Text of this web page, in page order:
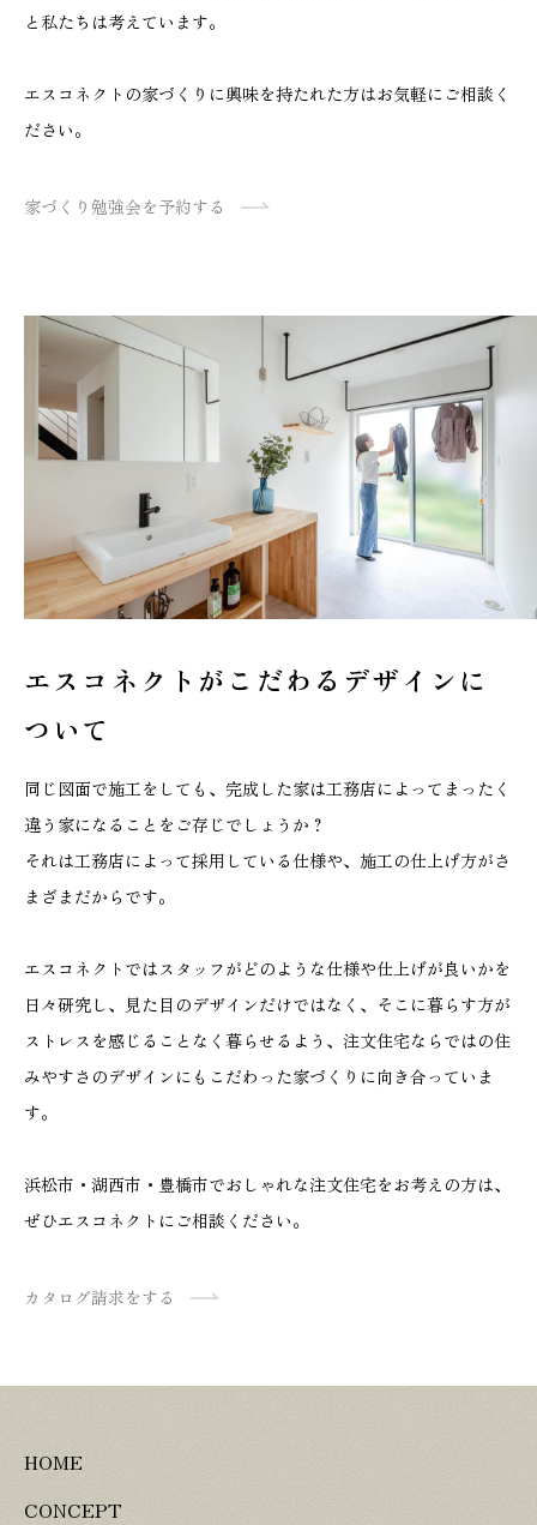
と私たちは考えています。
エスコネクトの家づくりに興味を持たれた方はお気軽にご相談く
ださい。
家づくり勉強会を予約する
エスコネクトがこだわる デザインに
ついて
同じ図面で施工をしても、完成した家は工務店によってまったく
違う家になることをご存じでしょうか？
それは工務店によって採用している仕様や、施工の仕上げ方がさ
まざまだからです。
エスコネクトではスタッフがどのような仕様や仕上げが良いかを
日々研究し、見た目のデザインだけではなく、そこに暮らす方が
ストレスを感じることなく暮らせるよう、注文住宅ならではの住
みやすさのデザインにもこだわった家づくりに向き合っていま
す。
浜松市・湖西市・豊橋市でおしゃれな注文住宅をお考えの方は、
ぜひエスコネクトにご相談ください。
カタログ請求をする
HOME
CONCEPT